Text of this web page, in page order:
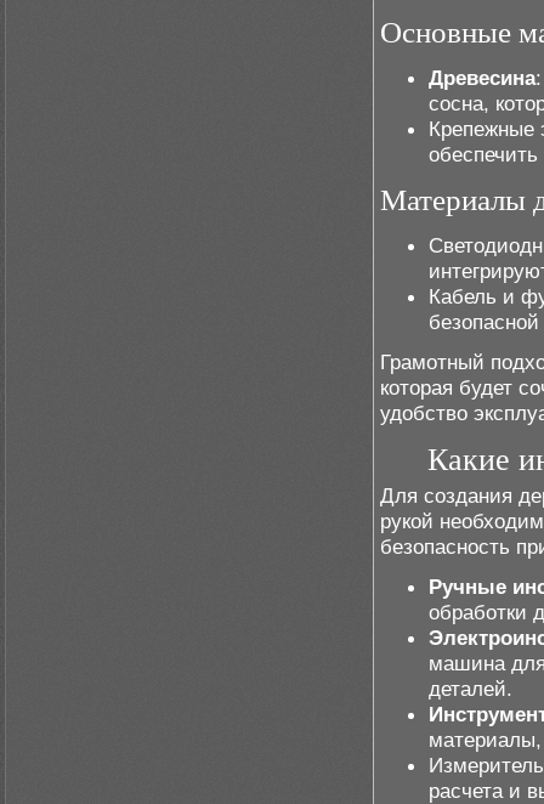
Основные
Древесина
сосна,
Крепежные
Материалы
Кабель и
безопасной
Грамотный
которая будет
удобство
Какие
Для создания
рукой
безопасность
Ручные
обработки
машина для
деталей.
материалы,
расчета и